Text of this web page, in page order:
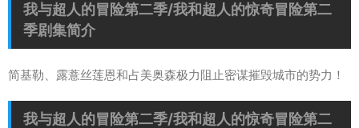
我与超人的冒险第二季/我和超人的惊奇冒险第二
季剧集简介
简基勒、露薏丝莲恩和占美奥森极力阻止密谋摧毁城市的势力！
我与超人的冒险第二季/我和超人的惊奇冒险第二